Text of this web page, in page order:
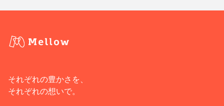
それぞれの豊かさを、
それぞれの想いで。